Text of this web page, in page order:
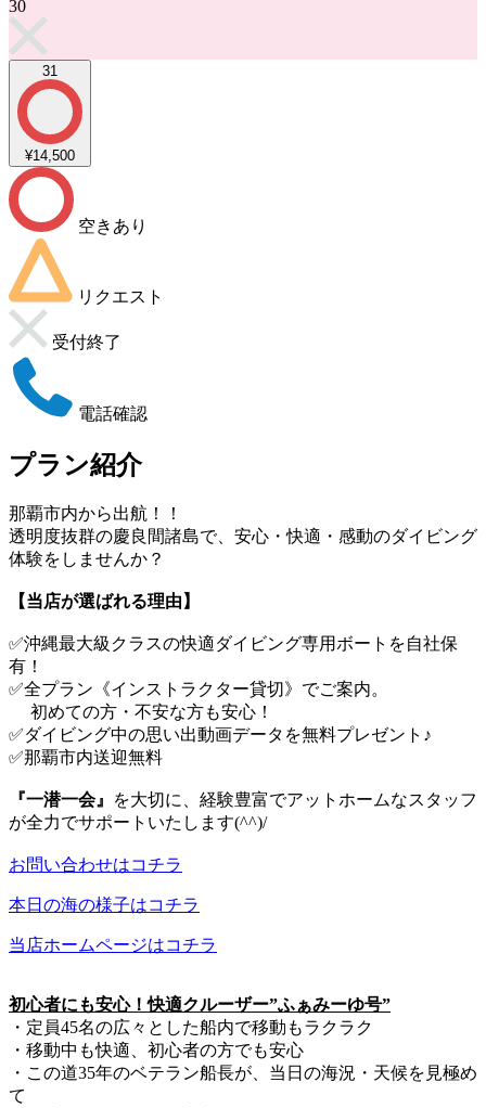
30
31
¥14,500
空きあり
リクエスト
受付終了
電話確認
プラン紹介
那覇市内から出航！！
透明度抜群の慶良間諸島で、安心・快適・感動のダイビング
体験をしませんか？
【当店が選ばれる理由】
✅沖縄最大級クラスの快適ダイビング専用ボートを自社保
有！
✅全プラン《インストラクター貸切》でご案内。
初めての方・不安な方も安心！
✅ダイビング中の思い出動画データを無料プレゼント♪
✅那覇市内送迎無料
『一潜一会』
を大切に、経験豊富でアットホームなスタッフ
が全力でサポートいたします(^^)/
お問い合わせはコチラ
本日の海の様子はコチラ
当店ホームページはコチラ
初心者にも安心！快適クルーザー”ふぁみーゆ号”
・定員45名の広々とした船内で移動もラクラク
・移動中も快適、初心者の方でも安心
・この道35年のベテラン船長が、当日の海況・天候を見極め
て